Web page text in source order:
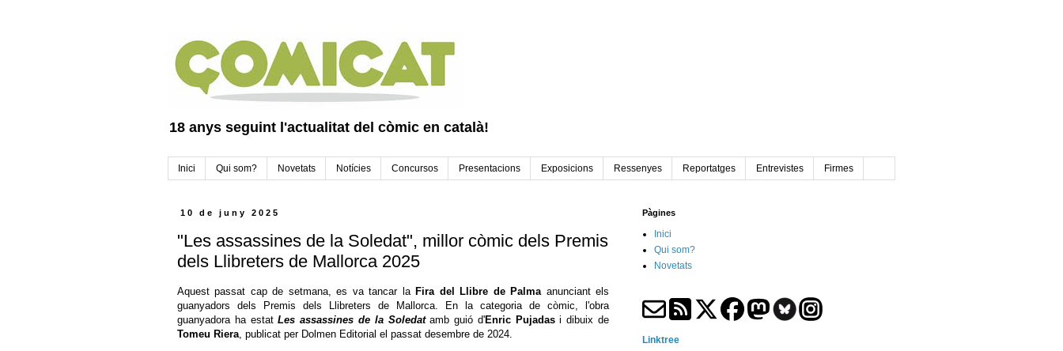
18 anys seguint l'actualitat del còmic en català!
Inici Qui som? Novetats Notícies Concursos Presentacions Exposicions Ressenyes Reportatges Entrevistes Firmes
10 de juny 2025
"Les assassines de la Soledat", millor còmic dels Premis
dels Llibreters de Mallorca 2025
Aquest passat cap de setmana, es va tancar la Fira del Llibre de Palmaanunciant els
guanyadors dels Premis dels Llibreters de Mallorca. En la categoria de còmic, l'obra
guanyadora ha estatLes assassines de la Soledatamb guió d'Enric Pujadasi dibuix de
Tomeu Riera, publicat per Dolmen Editorial el passat desembre de 2024.
Pàgines
Inici
Qui som?
Novetats
Linktree